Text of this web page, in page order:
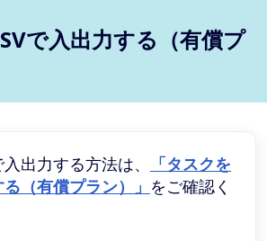
で入出力する（有償プ
出力する方法は、
「タスクを
（有償プラン）」 をご確認く